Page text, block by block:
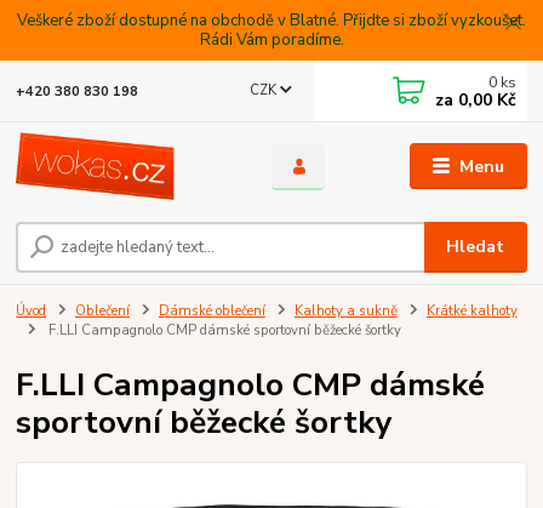
Veškeré zboží dostupné na obchodě v Blatné. Přijdte si zboží vyzkoušet.
Rádi Vám poradíme.
Menu
CZK
Hledat
+420 380 830 198 0 ks
za 0,00 Kč
Úvod Oblečení Dámské oblečení Kalhoty a sukně
Krátké kalhoty
F.LLI Campagnolo CMP dámské sportovní běžecké šortky
F.LLI Campagnolo CMP dámské
sportovní běžecké šortky